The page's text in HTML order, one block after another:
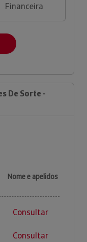
Financeira
De Sorte -
Nome e apelidos
Consultar
Consultar